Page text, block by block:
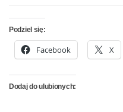
Podziel się:
Facebook X
Dodaj do ulubionych: